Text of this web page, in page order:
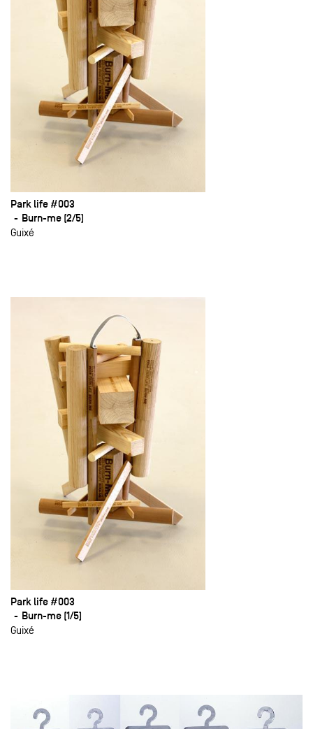
Park life #003
Burn-me (2/5)
Guixé
Park life #003
Burn-me (1/5)
Guixé